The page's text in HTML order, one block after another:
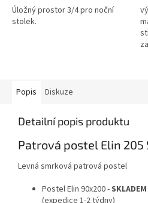
5
hvězdiček.
Úložný prostor 3/4 pro noční
stolek.
5
Popis Diskuze
Detailní popis produktu
Patrová postel Elin 205
Levná smrková patrová postel
Postel Elin 90x200 -SKLADEM